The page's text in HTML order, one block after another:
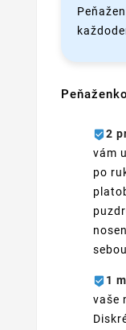
2
vám
po
1
vaše